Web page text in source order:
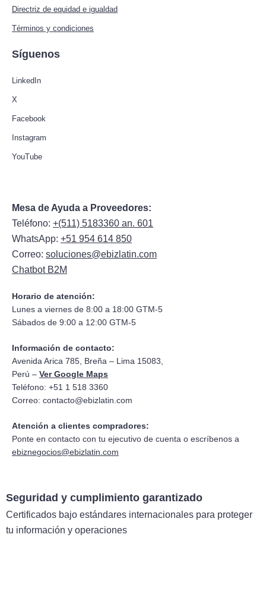
Directriz de equidad e igualdad
Términos y condiciones
Síguenos
LinkedIn
X
Facebook
Instagram
YouTube
Mesa de Ayuda a Proveedores:
Teléfono: +(511) 5183360 an. 601
WhatsApp: +51 954 614 850
Correo: soluciones@ebizlatin.com
Chatbot B2M
Horario de atención:
Lunes a viernes de 8:00 a 18:00 GTM-5
Sábados de 9:00 a 12:00 GTM-5
Información de contacto:
Avenida Arica 785, Breña – Lima 15083,
Perú – Ver Google Maps
Teléfono: +51 1 518 3360
Correo: contacto@ebizlatin.com
Atención a clientes compradores:
Ponte en contacto con tu ejecutivo de cuenta o escríbenos a
ebiznegocios@ebizlatin.com
Seguridad y cumplimiento garantizado
Certificados bajo estándares internacionales para proteger
tu información y operaciones